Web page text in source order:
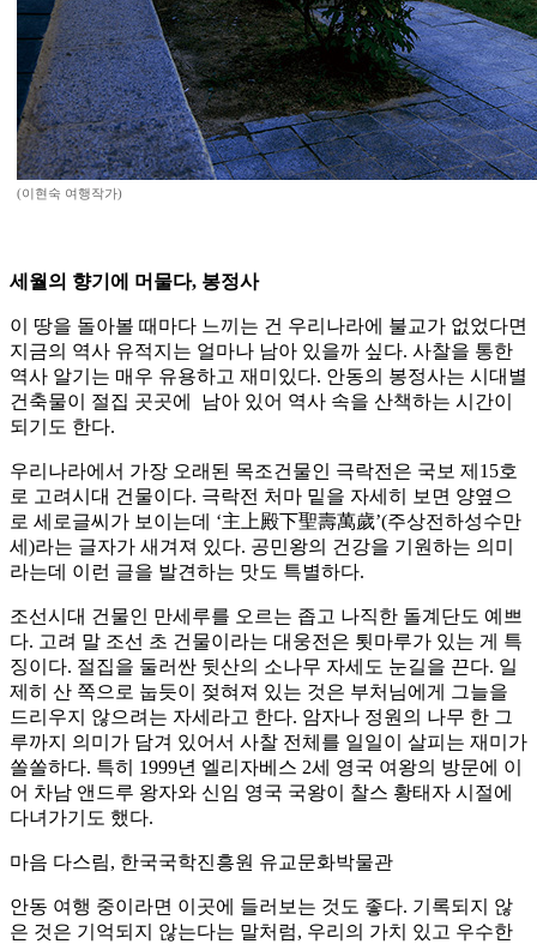
(이현숙 여행작가)
세월의 향기에 머물다, 봉정사
이 땅을 돌아볼 때마다 느끼는 건 우리나라에 불교가 없었다면
지금의 역사 유적지는 얼마나 남아 있을까 싶다. 사찰을 통한
역사 알기는 매우 유용하고 재미있다. 안동의 봉정사는 시대별
건축물이 절집 곳곳에 남아 있어 역사 속을 산책하는 시간이
되기도 한다.
우리나라에서 가장 오래된 목조건물인 극락전은 국보 제15호
로 고려시대 건물이다. 극락전 처마 밑을 자세히 보면 양옆으
로 세로글씨가 보이는데 ‘主上殿下聖壽萬歲’(주상전하성수만
세)라는 글자가 새겨져 있다. 공민왕의 건강을 기원하는 의미
라는데 이런 글을 발견하는 맛도 특별하다.
조선시대 건물인 만세루를 오르는 좁고 나직한 돌계단도 예쁘
다. 고려 말 조선 초 건물이라는 대웅전은 툇마루가 있는 게 특
징이다. 절집을 둘러싼 뒷산의 소나무 자세도 눈길을 끈다. 일
제히 산 쪽으로 눕듯이 젖혀져 있는 것은 부처님에게 그늘을
드리우지 않으려는 자세라고 한다. 암자나 정원의 나무 한 그
루까지 의미가 담겨 있어서 사찰 전체를 일일이 살피는 재미가
쏠쏠하다. 특히 1999년 엘리자베스 2세 영국 여왕의 방문에 이
어 차남 앤드루 왕자와 신임 영국 국왕이 찰스 황태자 시절에
다녀가기도 했다.
마음 다스림, 한국국학진흥원 유교문화박물관
안동 여행 중이라면 이곳에 들러보는 것도 좋다. 기록되지 않
은 것은 기억되지 않는다는 말처럼, 우리의 가치 있고 우수한